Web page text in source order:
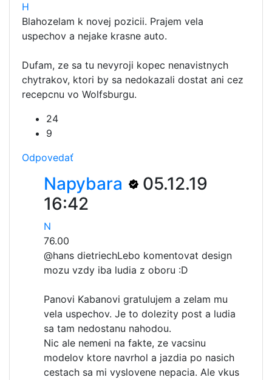
H
Blahozelam k novej pozicii. Prajem vela
uspechov a nejake krasne auto.
Dufam, ze sa tu nevyroji kopec nenavistnych
chytrakov, ktori by sa nedokazali dostat ani cez
recepcnu vo Wolfsburgu.
24
9
Odpovedať
Napybara
05.12.19
16:42
N
76.00
@hans dietriechLebo komentovat design
mozu vzdy iba ludia z oboru :D
Panovi Kabanovi gratulujem a zelam mu
vela uspechov. Je to dolezity post a ludia
sa tam nedostanu nahodou.
Nic ale nemeni na fakte, ze vacsinu
modelov ktore navrhol a jazdia po nasich
cestach sa mi vyslovene nepacia. Ale vkus